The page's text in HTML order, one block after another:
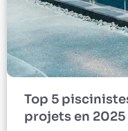
Top 5
projets en 2025